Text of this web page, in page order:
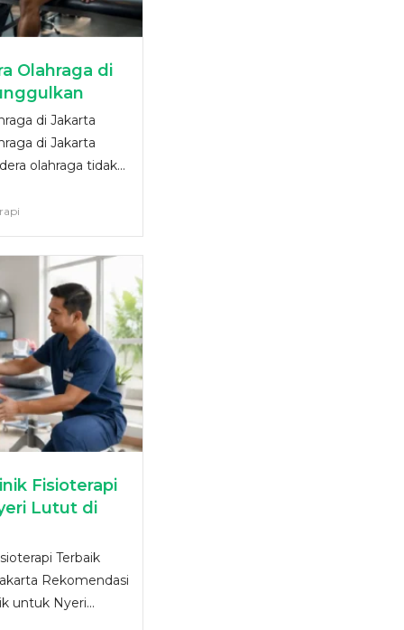
Olahraga di
di Jakarta
di Jakarta
olahraga tidak...
Fisioterapi
Lutut di
Terbaik
Rekomendasi
untuk Nyeri...